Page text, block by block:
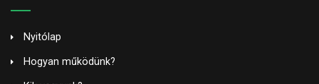
Nyitólap
Hogyan működünk?